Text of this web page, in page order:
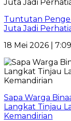
Tuntutan
Juta Jadi
18 Mei 2026 |
Sapa Warga
Langkat Tinjau
Kemandirian